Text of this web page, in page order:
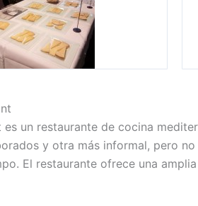
es un restaurante de cocina
y otra más informal, pero
El restaurante ofrece una